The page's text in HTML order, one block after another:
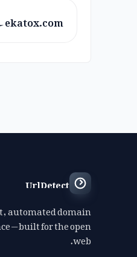
ekatox.com کے سکور کو کیا کم کیا؟
UrlDetect
automated domain
— built for the open
web.